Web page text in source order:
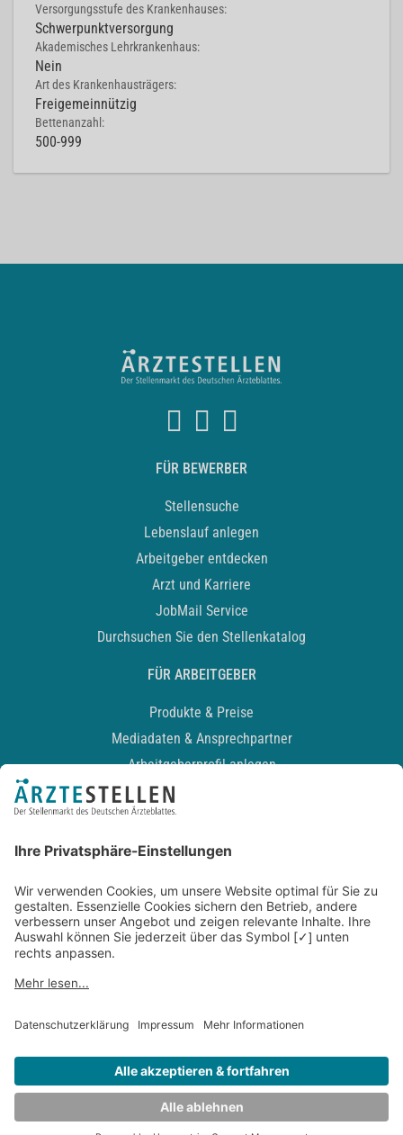
Versorgungsstufe des Krankenhauses:
Schwerpunktversorgung
Akademisches Lehrkrankenhaus:
Nein
Art des Krankenhausträgers:
Freigemeinnützig
Bettenanzahl:
500-999
FÜR BEWERBER
Stellensuche
Lebenslauf anlegen
Arbeitgeber entdecken
Arzt und Karriere
JobMail Service
Durchsuchen Sie den Stellenkatalog
FÜR ARBEITGEBER
Produkte & Preise
Mediadaten & Ansprechpartner
Arbeitgeberprofil anlegen
Recruiting-Podcast
Kontakt
Datenschutz
Newsletter